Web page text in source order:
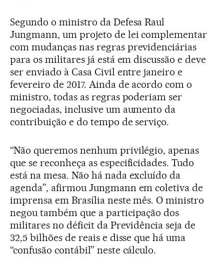
Segundo o ministro da Defesa Raul
Jungmann, um projeto de lei complementar
com mudanças nas regras previdenciárias
para os militares já está em discussão e deve
ser enviado à Casa Civil entre janeiro e
fevereiro de 2017. Ainda de acordo com o
ministro, todas as regras poderiam ser
negociadas, inclusive um aumento da
contribuição e do tempo de serviço.
“Não queremos nenhum privilégio, apenas
que se reconheça as especificidades. Tudo
está na mesa. Não há nada excluído da
agenda”, afirmou Jungmann em coletiva de
imprensa em Brasília neste mês. O ministro
negou também que a participação dos
militares no déficit da Previdência seja de
32,5 bilhões de reais e disse que há uma
“confusão contábil” neste cálculo.